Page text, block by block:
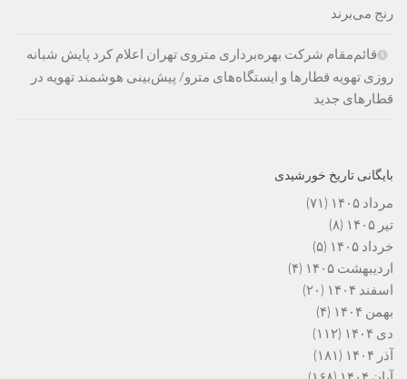
رنج می‌برند
قائم‌مقام شرکت بهره‌برداری متروی تهران اعلام کرد پایش شبانه
روزی تهویه قطارها و ایستگاه‌های مترو/ پیش‌بینی هوشمند تهویه در
قطارهای جدید
بایگانی تاریخ خورشیدی
مرداد ۱۴۰۵
(۷۱)
تیر ۱۴۰۵
(۸)
خرداد ۱۴۰۵
(۵)
اردیبهشت ۱۴۰۵
(۴)
اسفند ۱۴۰۴
(۲۰)
بهمن ۱۴۰۴
(۴)
دی ۱۴۰۴
(۱۱۲)
آذر ۱۴۰۴
(۱۸۱)